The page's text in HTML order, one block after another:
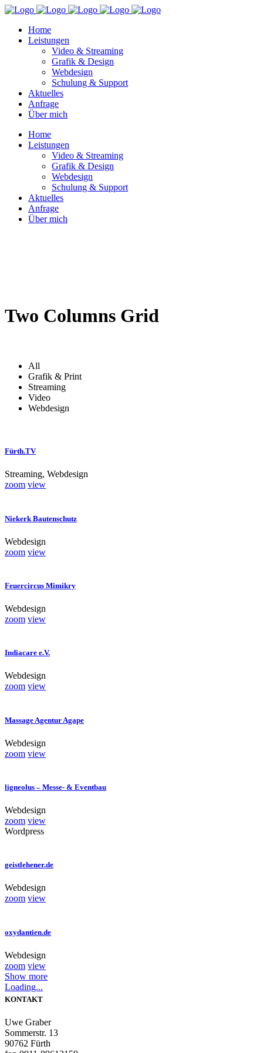
Home
Leistungen
Video & Streaming
Grafik & Design
Webdesign
Schulung & Support
Aktuelles
Anfrage
Über mich
Home
Leistungen
Video & Streaming
Grafik & Design
Webdesign
Schulung & Support
Aktuelles
Anfrage
Über mich
Two Columns Grid
All
Grafik & Print
Streaming
Video
Webdesign
Fürth.TV
Streaming, Webdesign
zoom view
Niekerk Bautenschutz
Webdesign
zoom view
Feuercircus Mimikry
Webdesign
zoom view
Indiacare e.V.
Webdesign
zoom view
Massage Agentur Agape
Webdesign
zoom view
ligneolus – Messe- & Eventbau
Webdesign
zoom view
Wordpress
geistlehener.de
Webdesign
zoom view
oxydantien.de
Webdesign
zoom view
Show more
Loading...
KONTAKT
Uwe Graber
Sommerstr. 13
90762 Fürth